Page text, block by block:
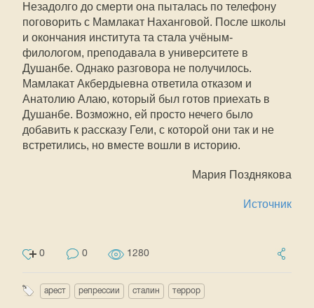
Незадолго до смерти она пыталась по телефону
поговорить с Мамлакат Наханговой. После школы
и окончания института та стала учёным-
филологом, преподавала в университете в
Душанбе. Однако разговора не получилось.
Мамлакат Акбердыевна ответила отказом и
Анатолию Алаю, который был готов приехать в
Душанбе. Возможно, ей просто нечего было
добавить к рассказу Гели, с которой они так и не
встретились, но вместе вошли в историю.
Мария Позднякова
Источник
0 0 1280
арест репрессии сталин террор